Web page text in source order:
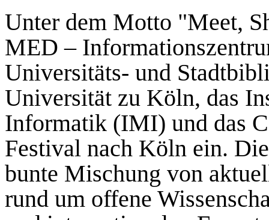
Unter dem Motto "Meet,
MED –
Universitäts- und
Universität zu Köln, das
Informatik (IMI) und das
Festival nach Köln ein.
bunte Mischung von
rund um offene